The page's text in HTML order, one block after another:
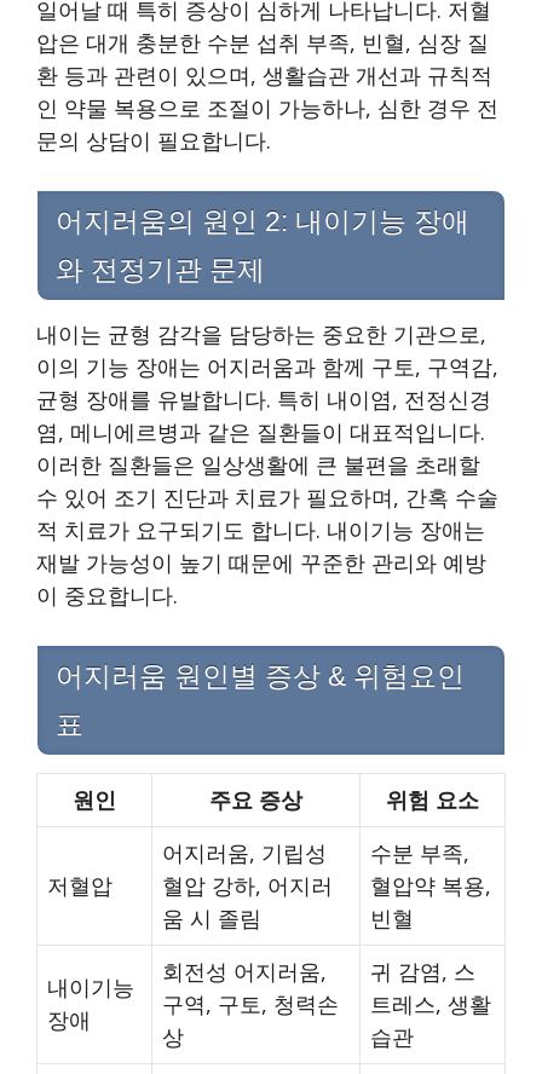
일어날 때 특히 증상이 심하게 나타납니다. 저혈
압은 대개 충분한 수분 섭취 부족, 빈혈, 심장 질
환 등과 관련이 있으며, 생활습관 개선과 규칙적
인 약물 복용으로 조절이 가능하나, 심한 경우 전
문의 상담이 필요합니다.
어지러움의 원인 2: 내이기능 장애
와 전정기관 문제
내이는 균형 감각을 담당하는 중요한 기관으로,
이의 기능 장애는 어지러움과 함께 구토, 구역감,
균형 장애를 유발합니다. 특히 내이염, 전정신경
염, 메니에르병과 같은 질환들이 대표적입니다.
이러한 질환들은 일상생활에 큰 불편을 초래할
수 있어 조기 진단과 치료가 필요하며, 간혹 수술
적 치료가 요구되기도 합니다. 내이기능 장애는
재발 가능성이 높기 때문에 꾸준한 관리와 예방
이 중요합니다.
어지러움 원인별 증상 & 위험요인
표
원인 주요 증상 위험 요소
저혈압
어지러움, 기립성
혈압 강하, 어지러
움 시 졸림
수분 부족,
혈압약 복용,
빈혈
내이기능
장애
회전성 어지러움,
구역, 구토, 청력손
상
귀 감염, 스
트레스, 생활
습관